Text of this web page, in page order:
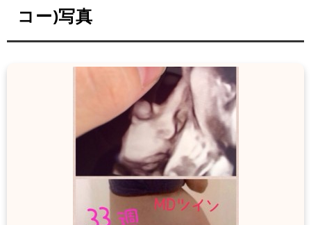
コー)写真